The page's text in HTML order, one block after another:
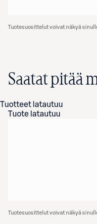
Tuotesuosittelut voivat näkyä
Saatat pitää
Tuotteet latautuu
Tuote latautuu
Tuotesuosittelut voivat näkyä